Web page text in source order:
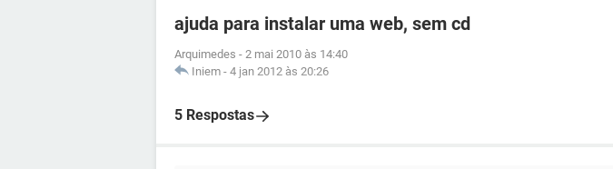
ajuda para instalar uma web, sem cd
Arquimedes - 2 mai 2010 às 14:40
Iniem - 4 jan 2012 às 20:26
5 Respostas